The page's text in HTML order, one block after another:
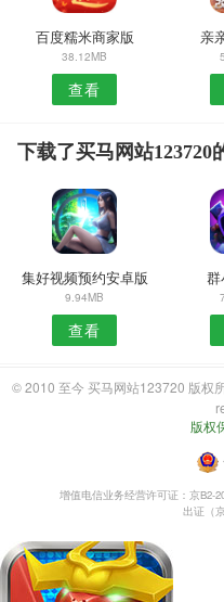
百度糯米商家版
38.12MB
查看
亲
下载了买马网站123720
集好视频预约安卓版
9.94MB
查看
© 2010 至今 买马网站123720 版权
版权
・
增值电信业务经营许可证：京B2-
出证（